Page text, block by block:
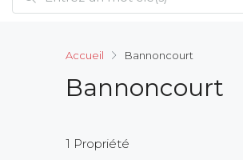
Accueil Bannoncourt
Bannoncourt
1 Propriété